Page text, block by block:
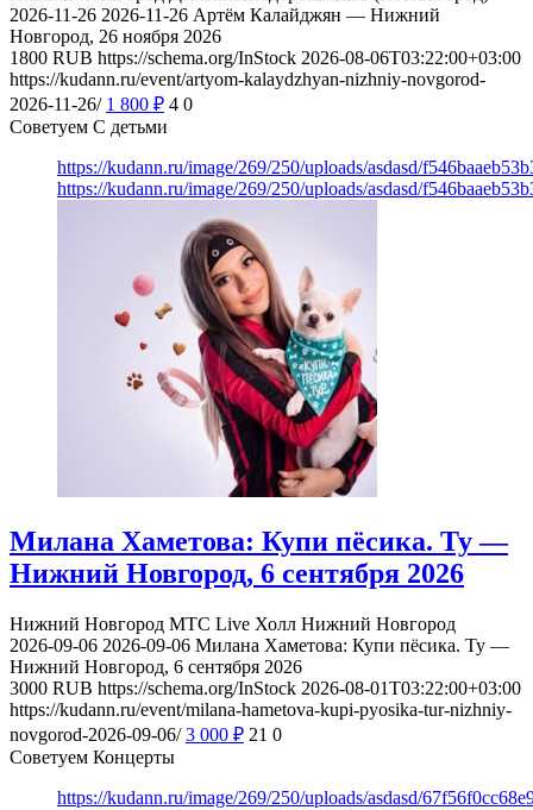
2026-11-26 2026-11-26 Артём Калайджян — Нижний
Новгород, 26 ноября 2026
1800 RUB https://schema.org/InStock 2026-08-06T03:22:00+03:00
https://kudann.ru/event/artyom-kalaydzhyan-nizhniy-novgorod-
2026-11-26/ 1 800 ₽ 4 0
Советуем С детьми
https://kudann.ru/image/269/250/uploads/asdasd/
https://kudann.ru/image/269/250/uploads/asdasd/
Милана Хаметова: Купи пёсика. Ту —
Нижний Новгород, 6 сентября 2026
Нижний Новгород МТС Live Холл Нижний Новгород
2026-09-06 2026-09-06 Милана Хаметова: Купи пёсика. Ту —
Нижний Новгород, 6 сентября 2026
3000 RUB https://schema.org/InStock 2026-08-01T03:22:00+03:00
https://kudann.ru/event/milana-hametova-kupi-pyosika-tur-nizhniy-
novgorod-2026-09-06/ 3 000 ₽ 21 0
Советуем Концерты
https://kudann.ru/image/269/250/uploads/asdasd/